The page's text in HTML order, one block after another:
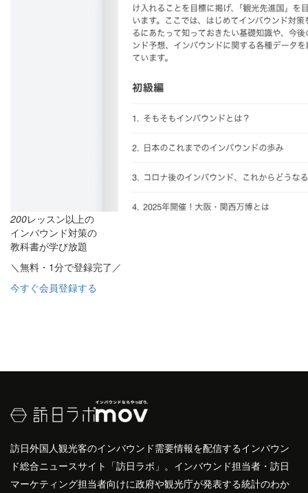
200レッスン以上の
インバウンド対策の
教科書が学び放題
＼無料・1分で登録完了／
今すぐ会員登録する
訪日外国人観光客のインバウンド需要情報を配信するインバウン
ド総合ニュースサイト「訪日ラボ」。インバウンド担当者・訪日
マーケティング担当者向けに政府や観光庁が発表する統計のわか